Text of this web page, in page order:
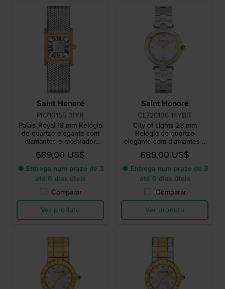
Saint Honoré
PR710155 31YR
Palais Royal 18 mm Relógio
de quartzo elegante com
diamantes e mostrador
Madrepérola
689,00 US$
● Entrega num prazo de 3
até 6 dias úteis
Comparar
Ver produto
Saint Honoré
CL726106 14YBIT
City of Lights 28 mm
Relógio de quartzo
elegante com diamantes e
mostrador Madrepérola
689,00 US$
● Entrega num prazo de 3
até 6 dias úteis
Comparar
Ver produto